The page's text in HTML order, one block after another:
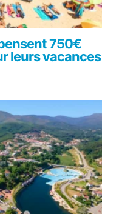
750€
leurs vacances